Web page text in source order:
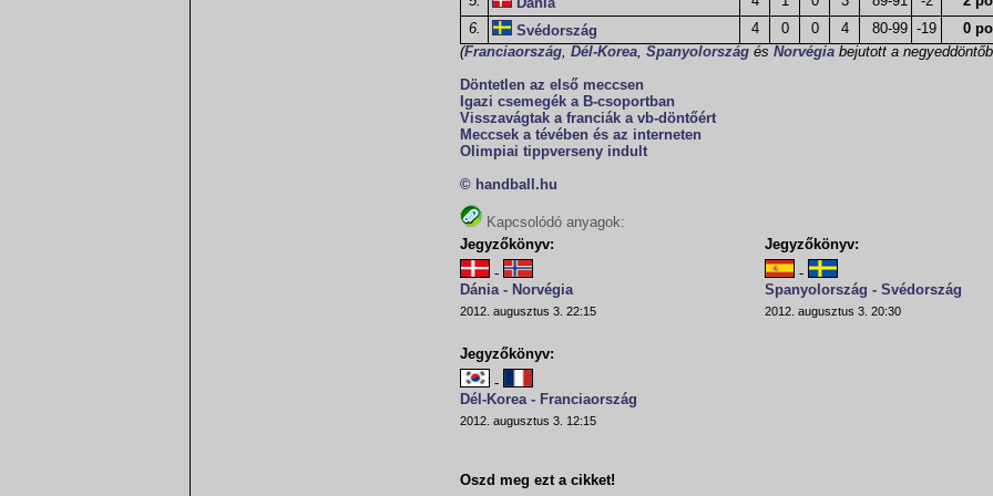
Dánia
6.
Svédország 4 0 0 4 80-99 -19
0
(Franciaország, Dél-Korea, Spanyolország és Norvégia bejutott a
Döntetlen az első meccsen
Igazi csemegék a B-csoportban
Visszavágtak a franciák a vb-döntőért
Meccsek a tévében és az interneten
Olimpiai tippverseny indult
© handball.hu
Kapcsolódó anyagok:
Jegyzőkönyv:
-
Dánia - Norvégia
2012. augusztus 3. 22:15
Jegyzőkönyv:
-
Spanyolország - Svédország
2012. augusztus 3. 20:30
Jegyzőkönyv:
-
Dél-Korea - Franciaország
2012. augusztus 3. 12:15
Oszd meg ezt a cikket!